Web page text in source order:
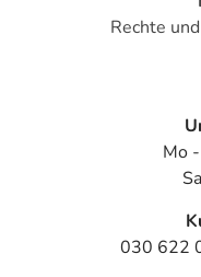
Rechte
Mo
030 622